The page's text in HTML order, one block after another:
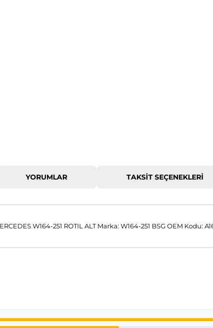
YORUMLAR TAKSIT SEÇENEKLERI
W164-251 ROTIL ALT Marka: W164-251 BSG OEM Kodu:
bulunuyor.